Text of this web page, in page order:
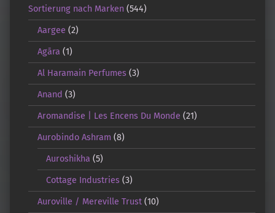
Sortierung nach Marken (544)
Aargee (2)
Agāra (1)
Al Haramain Perfumes(3)
Anand (3)
Aromandise | Les Encens Du Monde (21)
Aurobindo Ashram (8)
Auroshikha (5)
Cottage Industries (3)
Auroville / Mereville Trust(10)